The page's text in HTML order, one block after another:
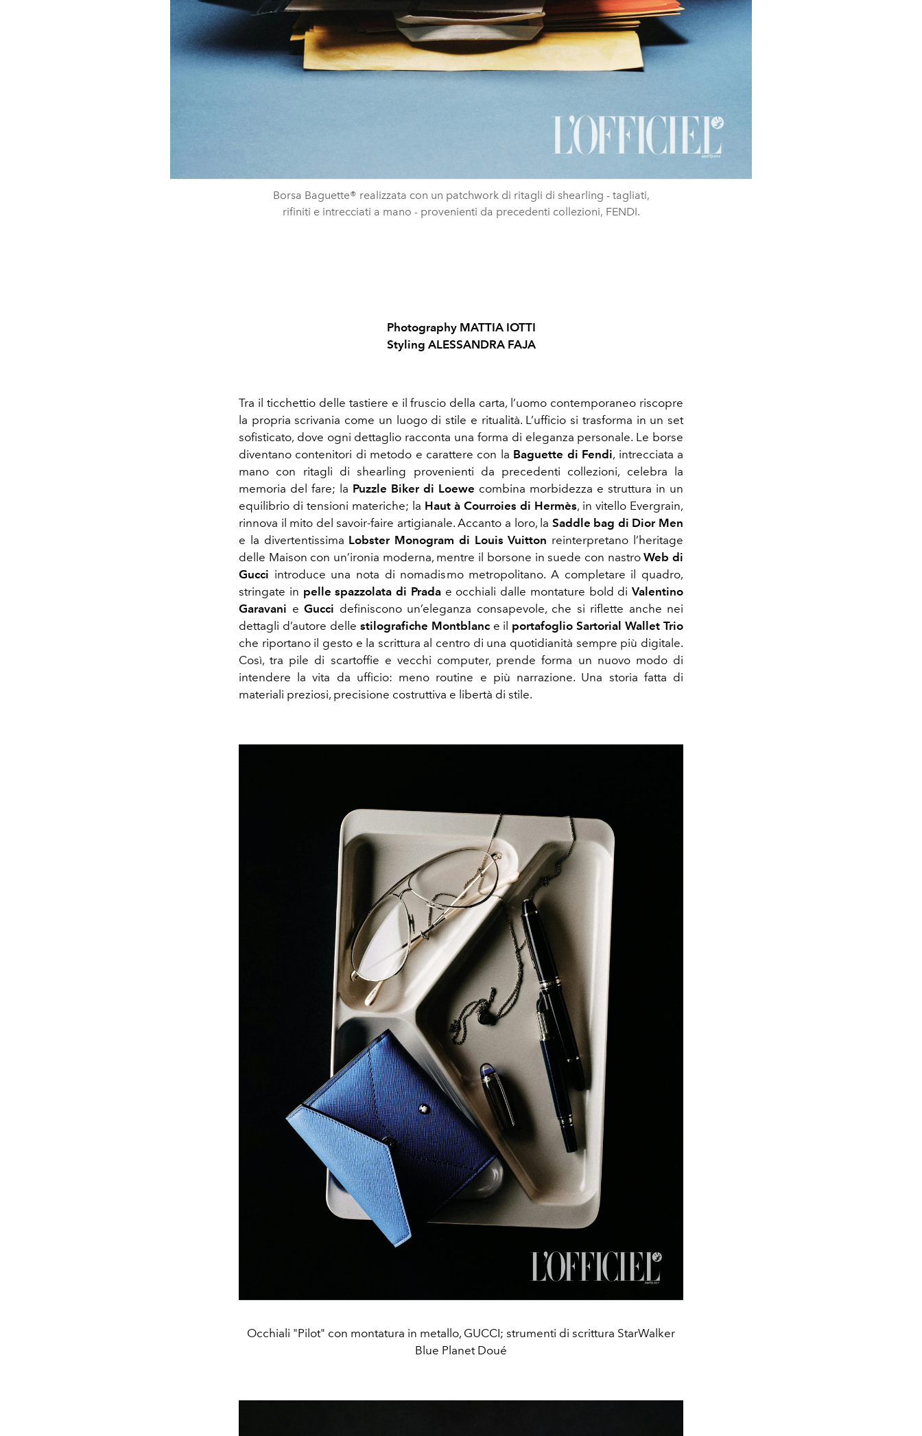
Borsa Baguette® realizzata con un patchwork di ritagli di shearling - tagliati,
rifiniti e intrecciati a mano - provenienti da precedenti collezioni, FENDI.
Photography MATTIA IOTTI
Styling ALESSANDRA FAJA
Tra il ticchettio delle tastiere e il fruscio della carta, l’uomo contemporaneo riscopre
la propria scrivania come un luogo di stile e ritualità. L’ufficio si trasforma in un set
sofisticato, dove ogni dettaglio racconta una forma di eleganza personale. Le borse
diventano contenitori di metodo e carattere con la Baguette di Fendi, intrecciata a
mano con ritagli di shearling provenienti da precedenti collezioni, celebra la
memoria del fare; la Puzzle Biker di Loewe combina morbidezza e struttura in un
equilibrio di tensioni materiche; la Haut à Courroies di Hermès, in vitello Evergrain,
rinnova il mito del savoir-faire artigianale. Accanto a loro, la Saddle bag di Dior Men
e la divertentissima Lobster Monogram di Louis Vuitton reinterpretano l’heritage
delle Maison con un’ironia moderna, mentre il borsone in suede con nastroWeb di
Gucci introduce una nota di nomadismo metropolitano. A completare il quadro,
stringate in pelle spazzolata di Prada e occhiali dalle montature bold di Valentino
Garavani e Gucci definiscono un’eleganza consapevole, che si riflette anche nei
dettagli d’autore delle stilografiche Montblance il portafoglio Sartorial Wallet Trio
che riportano il gesto e la scrittura al centro di una quotidianità sempre più digitale.
Così, tra pile di scartoffie e vecchi computer, prende forma un nuovo modo di
intendere la vita da ufficio: meno routine e più narrazione. Una storia fatta di
materiali preziosi, precisione costruttiva e libertà di stile.
Occhiali "Pilot" con montatura in metallo, GUCCI; strumenti di scrittura StarWalker
Blue Planet Doué